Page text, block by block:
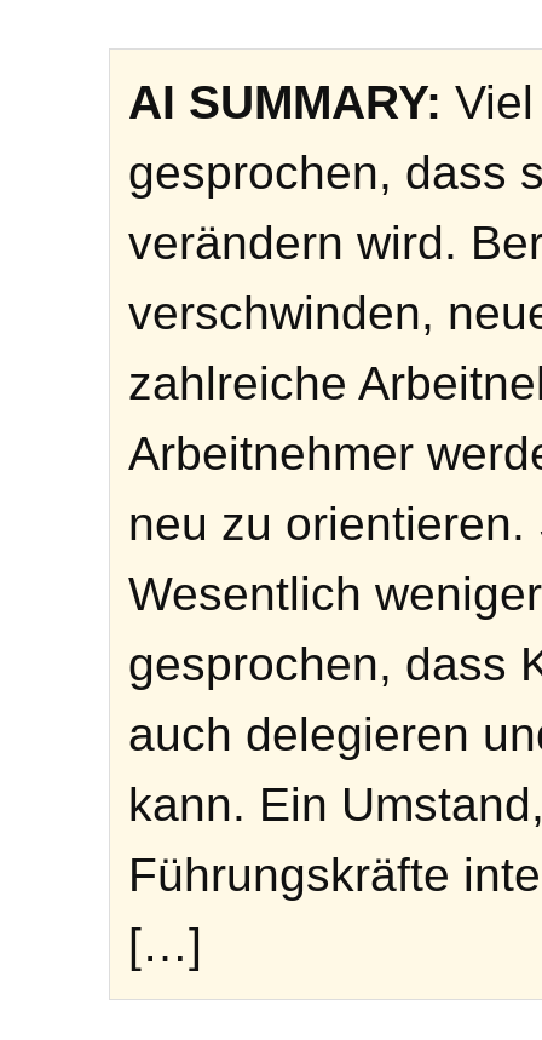
AI SUMMARY:
gesprochen, dass
verändern wird.
verschwinden,
zahlreiche
Arbeitnehmer
neu zu
Wesentlich
gesprochen, dass
auch delegieren
kann. Ein
Führungskräfte
[…]